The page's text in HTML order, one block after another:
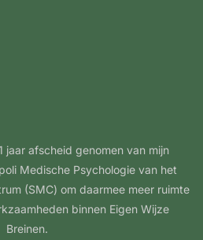
jaar afscheid genomen van mijn
Medische Psychologie van het
(SMC) om daarmee meer ruimte
binnen Eigen Wijze
Breinen.